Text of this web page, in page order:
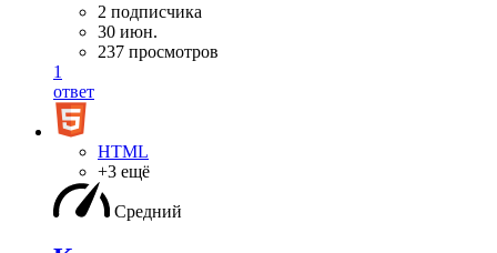
2 подписчика
30 июн.
237 просмотров
1
ответ
HTML
+3 ещё
Средний